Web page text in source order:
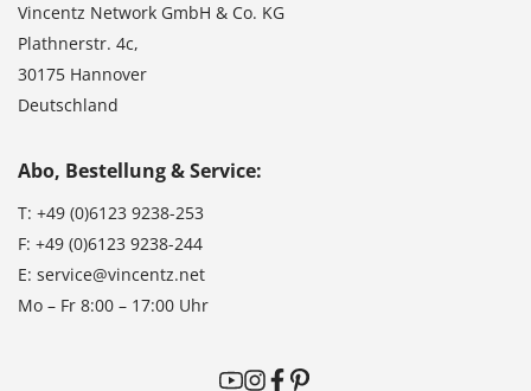
Vincentz Network GmbH & Co. KG
Plathnerstr. 4c,
30175 Hannover
Deutschland
Abo, Bestellung & Service:
T: +49 (0)6123 9238-253
F: +49 (0)6123 9238-244
E: service@vincentz.net
Mo – Fr 8:00 – 17:00 Uhr